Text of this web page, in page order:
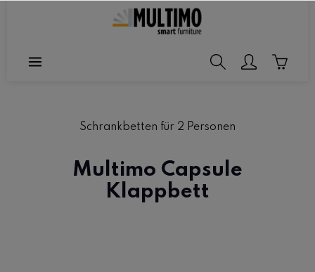
Schrankbetten für 2 Personen
Multimo Capsule
Klappbett